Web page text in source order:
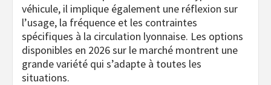
véhicule, il implique également une réflexion sur
l’usage, la fréquence et les contraintes
spécifiques à la circulation lyonnaise. Les options
disponibles en 2026 sur le marché montrent une
grande variété qui s’adapte à toutes les
situations.